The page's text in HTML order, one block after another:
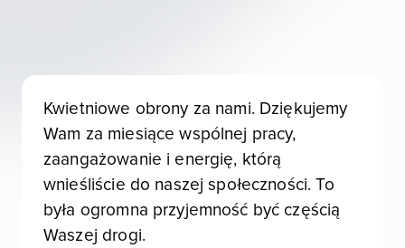
Kwietniowe obrony za nami. Dziękujemy
Wam za miesiące wspólnej pracy,
zaangażowanie i energię, którą
wnieśliście do naszej społeczności. To
była ogromna przyjemność być częścią
Waszej drogi.